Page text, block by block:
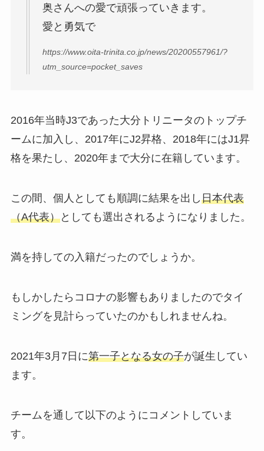
奥さんへの愛で頑張っていきます。
愛と勇気で
https://www.oita-trinita.co.jp/news/20200557961/?
utm_source=pocket_saves
2016年当時J3であった大分トリニータのトップチ
ームに加入し、2017年にJ2昇格、2018年にはJ1昇
格を果たし、2020年まで大分に在籍しています。
この間、個人としても順調に結果を出し日本代表
（A代表）としても選出されるようになりました。
満を持しての入籍だったのでしょうか。
もしかしたらコロナの影響もありましたのでタイ
ミングを見計らっていたのかもしれませんね。
2021年3月7日に第一子となる女の子が誕生してい
ます。
チームを通して以下のようにコメントしていま
す。